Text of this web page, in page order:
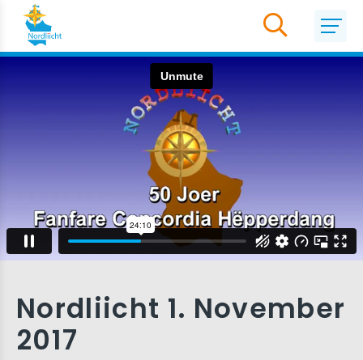
Nordliicht 1. November
2017